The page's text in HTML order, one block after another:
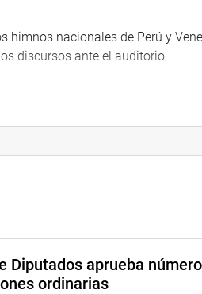
himnos nacionales de Perú y
discursos ante el auditorio.
Diputados aprueba
ordinarias